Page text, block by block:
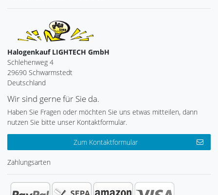
Halogenkauf LIGHTECH GmbH
Schlehenweg 4
29690 Schwarmstedt
Deutschland
Wir sind gerne für Sie da.
Haben Sie Fragen oder möchten Sie uns etwas mitteilen, dann
nutzen Sie bitte unser Kontaktformular.
Zum Kontaktformular
Zahlungsarten